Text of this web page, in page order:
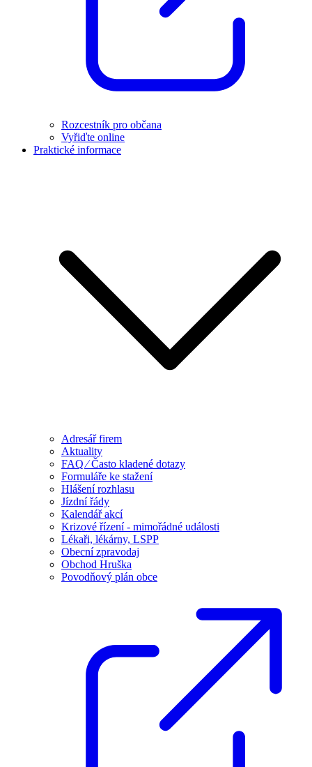
Rozcestník pro občana
Vyřiďte online
Praktické informace
Adresář firem
Aktuality
FAQ ⁄ Často kladené dotazy
Formuláře ke stažení
Hlášení rozhlasu
Jízdní řády
Kalendář akcí
Krizové řízení - mimořádné události
Lékaři, lékárny, LSPP
Obecní zpravodaj
Obchod Hruška
Povodňový plán obce